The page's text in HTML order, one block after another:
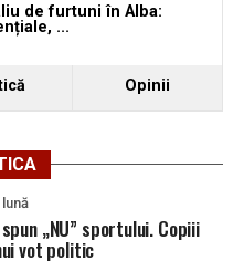
de furtuni în Alba:
...
Opinii
spun „NU” sportului. Copiii
vot politic